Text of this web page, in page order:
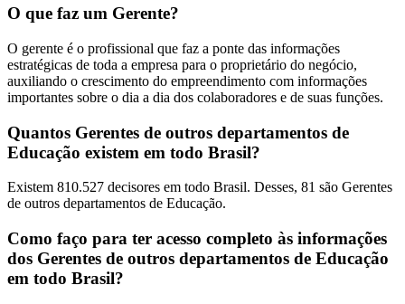
O que faz um Gerente?
O gerente é o profissional que faz a ponte das informações
estratégicas de toda a empresa para o proprietário do negócio,
auxiliando o crescimento do empreendimento com informações
importantes sobre o dia a dia dos colaboradores e de suas funções.
Quantos Gerentes de outros departamentos de
Educação existem em todo Brasil?
Existem 810.527 decisores em todo Brasil. Desses, 81 são Gerentes
de outros departamentos de Educação.
Como faço para ter acesso completo às informações
dos Gerentes de outros departamentos de Educação
em todo Brasil?